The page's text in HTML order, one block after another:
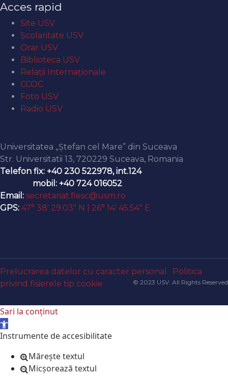
Acces rapid
Site USV
Şcolaritate USV
Orar USV
Biblioteca USV
Relaţii Internaţionale
CCOC
Foto USV
Radio USV
Universitatea „Ștefan cel Mare” din Suceava
Str. Universitatii 13, 720229 Suceava, Romania
Telefon fix: +40 230 522978, int.124
mobil: +40 724 016052
Email: secretariat.fiesc@usm.ro
GPS: 47° 38′ 29.03″ N | 26° 14′ 45.54″ E
Prelucrarea datelor cu caracter personal
Politica
privind fisierele tip cookie
© 2023 USV. All Rights Reserved
Sari la conținut
Deschide bara de unelte
Instrumente de accesibilitate
Mărește textul
Micșorează textul